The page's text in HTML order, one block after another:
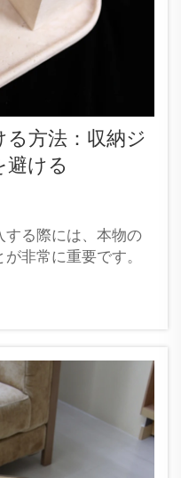
方法：収納ジ
避ける
する際には、本物の
非常に重要です。
は一目で区別でき
。XPICは、お客様
伝いします。店頭